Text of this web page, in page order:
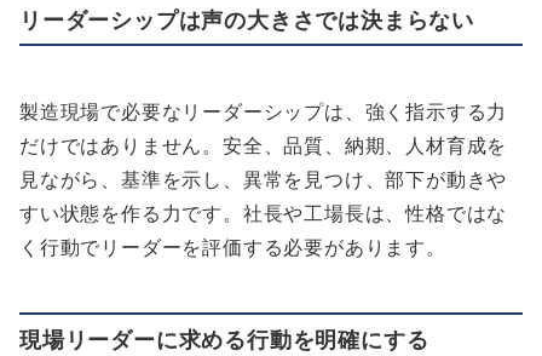
リーダーシップは声の大きさでは決まらない
製造現場で必要なリーダーシップは、強く指示する力
だけではありません。安全、品質、納期、人材育成を
見ながら、基準を示し、異常を見つけ、部下が動きや
すい状態を作る力です。社長や工場長は、性格ではな
く行動でリーダーを評価する必要があります。
現場リーダーに求める行動を明確にする